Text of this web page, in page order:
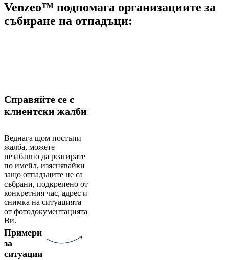
Venzeo™ подпомага организациите за
събиране на отпадъци:
Справяйте се с
клиентски жалби
Веднага щом постъпи
жалба, можете
незабавно да реагирате
по имейл, изяснявайки
защо отпадъците не са
събрани, подкрепено от
конкретния час, адрес и
снимка на ситуацията
от фотодокументацията
Ви.
Примери
за
ситуации